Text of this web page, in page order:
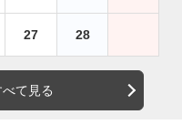
27 28
て見る